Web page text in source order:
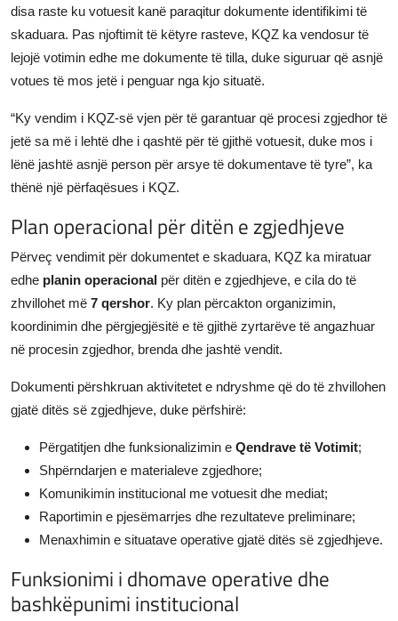
disa raste ku votuesit kanë paraqitur dokumente identifikimi të
skaduara. Pas njoftimit të këtyre rasteve, KQZ ka vendosur të
lejojë votimin edhe me dokumente të tilla, duke siguruar që asnjë
votues të mos jetë i penguar nga kjo situatë.
“Ky vendim i KQZ-së vjen për të garantuar që procesi zgjedhor të
jetë sa më i lehtë dhe i qashtë për të gjithë votuesit, duke mos i
lënë jashtë asnjë person për arsye të dokumentave të tyre”, ka
thënë një përfaqësues i KQZ.
Plan operacional për ditën e zgjedhjeve
Përveç vendimit për dokumentet e skaduara, KQZ ka miratuar
edhe planin operacional për ditën e zgjedhjeve, e cila do të
zhvillohet më 7 qershor. Ky plan përcakton organizimin,
koordinimin dhe përgjegjësitë e të gjithë zyrtarëve të angazhuar
në procesin zgjedhor, brenda dhe jashtë vendit.
Dokumenti përshkruan aktivitetet e ndryshme që do të zhvillohen
gjatë ditës së zgjedhjeve, duke përfshirë:
Përgatitjen dhe funksionalizimin e Qendrave të Votimit;
Shpërndarjen e materialeve zgjedhore;
Komunikimin institucional me votuesit dhe mediat;
Raportimin e pjesëmarrjes dhe rezultateve preliminare;
Menaxhimin e situatave operative gjatë ditës së zgjedhjeve.
Funksionimi i dhomave operative dhe
bashkëpunimi institucional